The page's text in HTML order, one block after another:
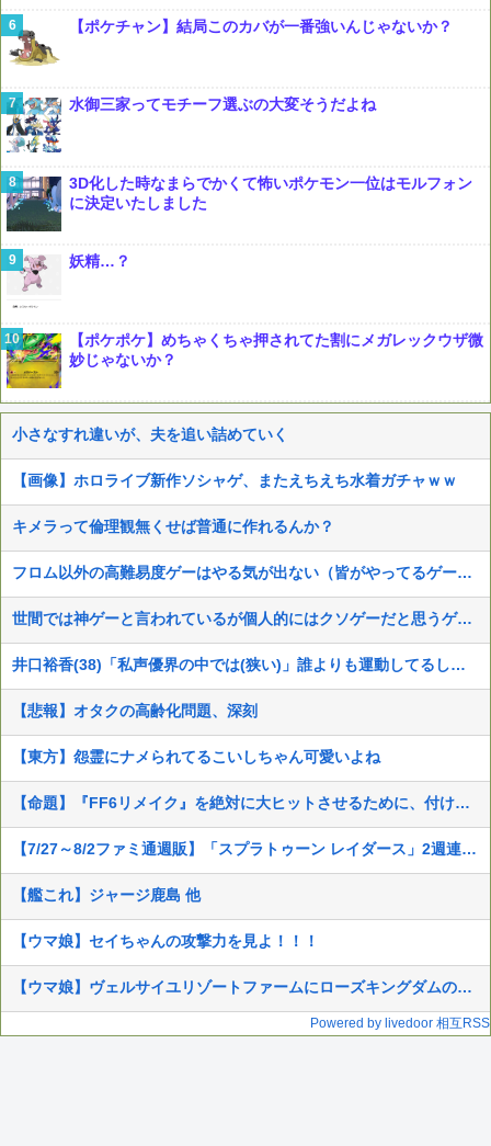
【ポケチャン】結局このカバが一番強いんじゃないか？
水御三家ってモチーフ選ぶの大変そうだよね
3D化した時なまらでかくて怖いポケモン一位はモルフォン
に決定いたしました
妖精…？
【ポケポケ】めちゃくちゃ押されてた割にメガレックウザ微
妙じゃないか？
小さなすれ違いが、夫を追い詰めていく
【画像】ホロライブ新作ソシャゲ、またえちえち水着ガチャｗｗ
キメラって倫理観無くせば普通に作れるんか？
フロム以外の高難易度ゲーはやる気が出ない（皆がやってるゲームじゃないと達成感がない）←この考えが共感多数にｗｗ
世間では神ゲーと言われているが個人的にはクソゲーだと思うゲーム挙げてけ
井口裕香(38)「私声優界の中では(狭い)」誰よりも運動してるしお尻仕上がってると自負してます。負けないっ！」
【悲報】オタクの高齢化問題、深刻
【東方】怨霊にナメられてるこいしちゃん可愛いよね
【命題】『FF6リメイク』を絶対に大ヒットさせるために、付け加えるべき要素
【7/27～8/2ファミ通週販】「スプラトゥーン レイダース」2週連続1位！ほか新作に「ほの暮しの庭」「ブルーリフレクション カルテット」などランクイン！！
【艦これ】ジャージ鹿島 他
【ウマ娘】セイちゃんの攻撃力を見よ！！！
【ウマ娘】ヴェルサイユリゾートファームにローズキングダムのパネルが到着
Powered by livedoor 相互RSS